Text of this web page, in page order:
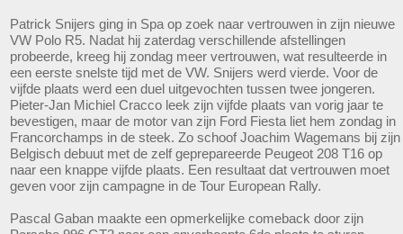
Patrick Snijers ging in Spa op zoek naar vertrouwen in zijn nieuwe
VW Polo R5. Nadat hij zaterdag verschillende afstellingen
probeerde, kreeg hij zondag meer vertrouwen, wat resulteerde in
een eerste snelste tijd met de VW. Snijers werd vierde. Voor de
vijfde plaats werd een duel uitgevochten tussen twee jongeren.
Pieter-Jan Michiel Cracco leek zijn vijfde plaats van vorig jaar te
bevestigen, maar de motor van zijn Ford Fiesta liet hem zondag in
Francorchamps in de steek. Zo schoof Joachim Wagemans bij zijn
Belgisch debuut met de zelf geprepareerde Peugeot 208 T16 op
naar een knappe vijfde plaats. Een resultaat dat vertrouwen moet
geven voor zijn campagne in de Tour European Rally.
Pascal Gaban maakte een opmerkelijke comeback door zijn